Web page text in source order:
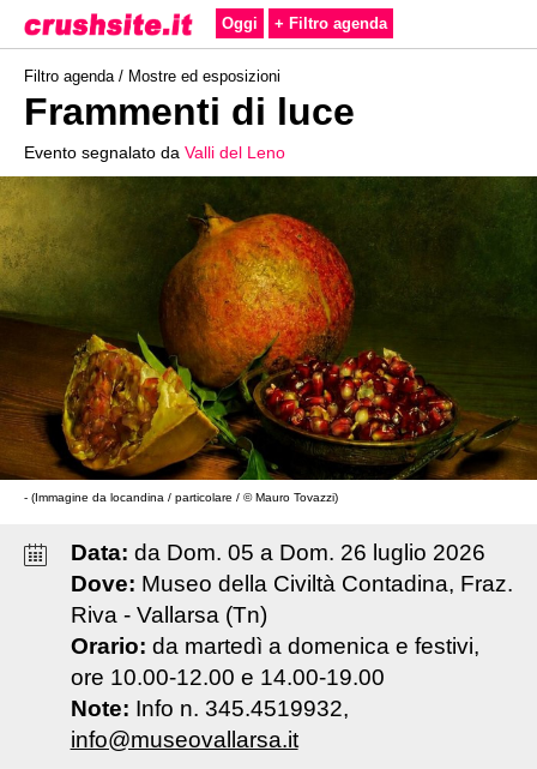
Oggi + Filtro agenda
Filtro agenda / Mostre ed esposizioni
Frammenti di luce
Evento segnalato da Valli del Leno
- (Immagine da locandina / particolare / © Mauro Tovazzi)
Data: da Dom. 05 a Dom. 26 luglio 2026
Dove: Museo della Civiltà Contadina, Fraz.
Riva - Vallarsa (Tn)
Orario: da martedì a domenica e festivi,
ore 10.00-12.00 e 14.00-19.00
Note: Info n. 345.4519932,
info@museovallarsa.it